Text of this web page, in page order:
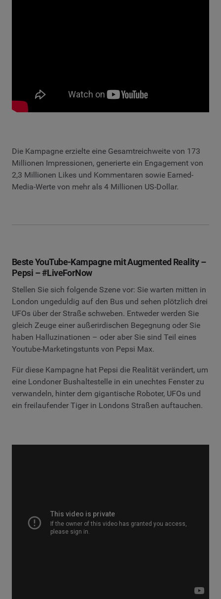
Die Kampagne erzielte eine Gesamtreichweite von 173
Millionen Impressionen, generierte ein Engagement von
2,3 Millionen Likes und Kommentaren sowie Earned-
Media-Werte von mehr als 4 Millionen US-Dollar.
Beste YouTube-Kampagne mit Augmented Reality –
Pepsi – #LiveForNow
Stellen Sie sich folgende Szene vor: Sie warten mitten in
London ungeduldig auf den Bus und sehen plötzlich drei
UFOs über der Straße schweben. Entweder werden Sie
gleich Zeuge einer außerirdischen Begegnung oder Sie
haben Halluzinationen – oder aber Sie sind Teil eines
Youtube-Marketingstunts von Pepsi Max.
Für diese Kampagne hat Pepsi die Realität verändert, um
eine Londoner Bushaltestelle in ein unechtes Fenster zu
verwandeln, hinter dem gigantische Roboter, UFOs und
ein freilaufender Tiger in Londons Straßen auftauchen.